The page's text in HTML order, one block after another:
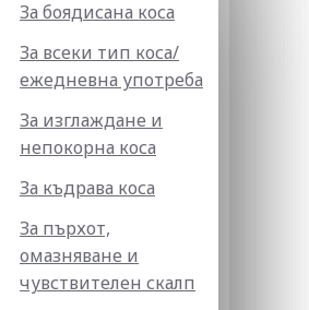
За боядисана коса
За всеки тип коса/
ежедневна употреба
За изглаждане и
непокорна коса
За къдрава коса
За пърхот,
омазняване и
чувствителен скалп